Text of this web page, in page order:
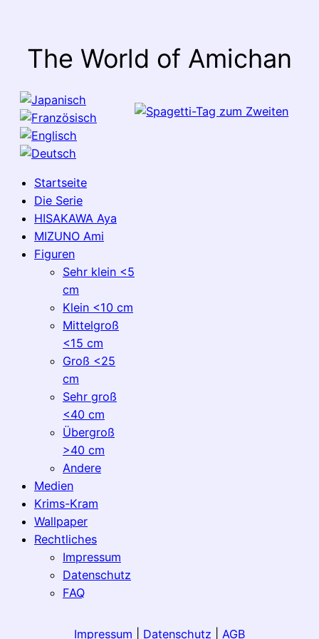
The World of Amichan
Startseite
Die Serie
HISAKAWA Aya
MIZUNO Ami
Figuren
Sehr klein <5
cm
Klein <10 cm
Mittelgroß
<15 cm
Groß <25
cm
Sehr groß
<40 cm
Übergroß
>40 cm
Andere
Medien
Krims-Kram
Wallpaper
Rechtliches
Impressum
Datenschutz
FAQ
Impressum Datenschutz AGB